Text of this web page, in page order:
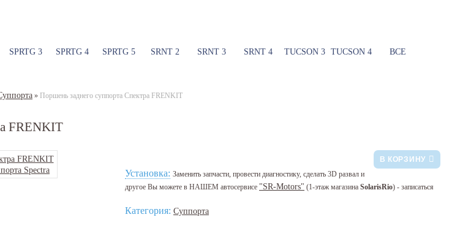
SPRTG 3 SPRTG 4 SPRTG 5 SRNT 2 SRNT 3 SRNT 4 TUCSON 3 TUCSON 4 ВСЕ
» Поршень заднего суппорта Спектра FRENKIT
FRENKIT
В КОРЗИНУ
Установка: Заменить запчасти, провести диагностику, сделать 3D развал и
другое Вы можете в НАШЕМ автосервисе "SR-Motors" (1-этаж магазина SolarisRio) - записаться
Категория: Суппорта